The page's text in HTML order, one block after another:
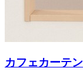
カフェカーテン